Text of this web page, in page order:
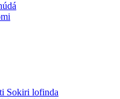
Sokiri lofinda